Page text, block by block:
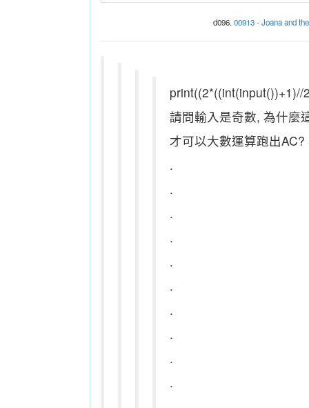
d096. 00913 - Joana and
print((2*((int(input())+1)//
請問輸入是奇數, 為什麼
才可以大數運算跑出
.
.
.
.
.
.
.
.
.
.